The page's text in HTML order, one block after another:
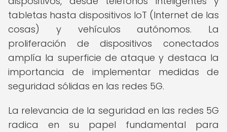
tabletas hasta dispositivos IoT (Internet de las
cosas) y vehículos autónomos. La
proliferación de dispositivos conectados
amplía la superficie de ataque y destaca la
importancia de implementar medidas de
seguridad sólidas en las redes 5G.
La relevancia de la seguridad en las redes 5G
radica en su papel fundamental para